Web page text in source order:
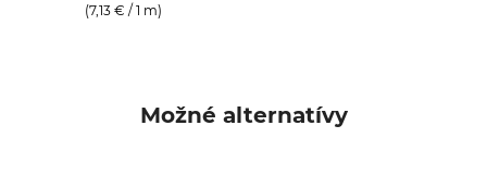
(7,13 € / 1 m)
Možné alternatívy